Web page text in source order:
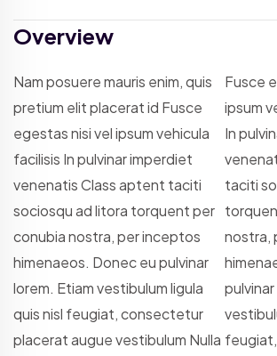
Overview
Nam posuere mauris enim, quis
pretium elit placerat id Fusce
egestas nisi vel ipsum vehicula
facilisis In pulvinar imperdiet
venenatis Class aptent taciti
sociosqu ad litora torquent per
conubia nostra, per inceptos
himenaeos. Donec eu pulvinar
lorem. Etiam vestibulum ligula
quis nisl feugiat, consectetur
placerat augue vestibulum Nulla
Fusce
ipsum
In
taciti
nostra,